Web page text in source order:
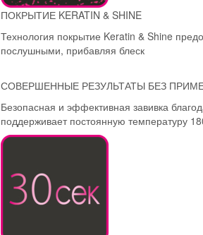
ПОКРЫТИЕ KERATIN & SHINE
Технология покрытие Keratin & Shine
послушными, прибавляя блеск
СОВЕРШЕННЫЕ РЕЗУЛЬТАТЫ БЕЗ
Безопасная и эффективная завивка
поддерживает постоянную температуру